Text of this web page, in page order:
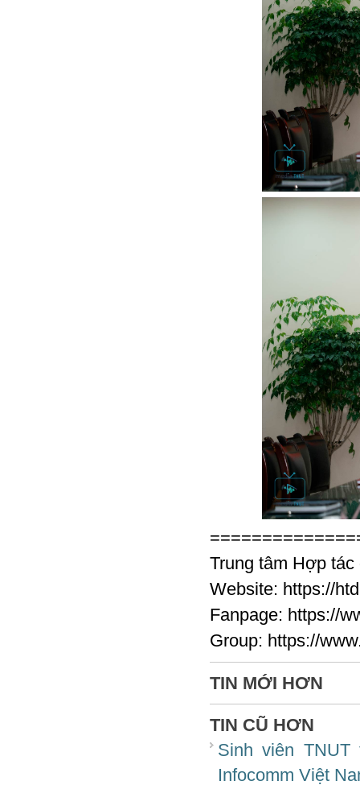
Trung tâm Hợp
Website: https://
Fanpage: https://
Group: https://
TIN MỚI HƠN
TIN CŨ HƠN
Sinh viên TNUT
Infocomm Việt